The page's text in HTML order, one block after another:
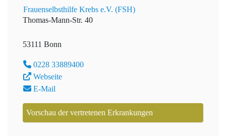
Frauenselbsthilfe Krebs e.V. (FSH)
Thomas-Mann-Str. 40
53111 Bonn
0228 33889400
Webseite
E-Mail
Vorschau der vertretenen Erkrankungen